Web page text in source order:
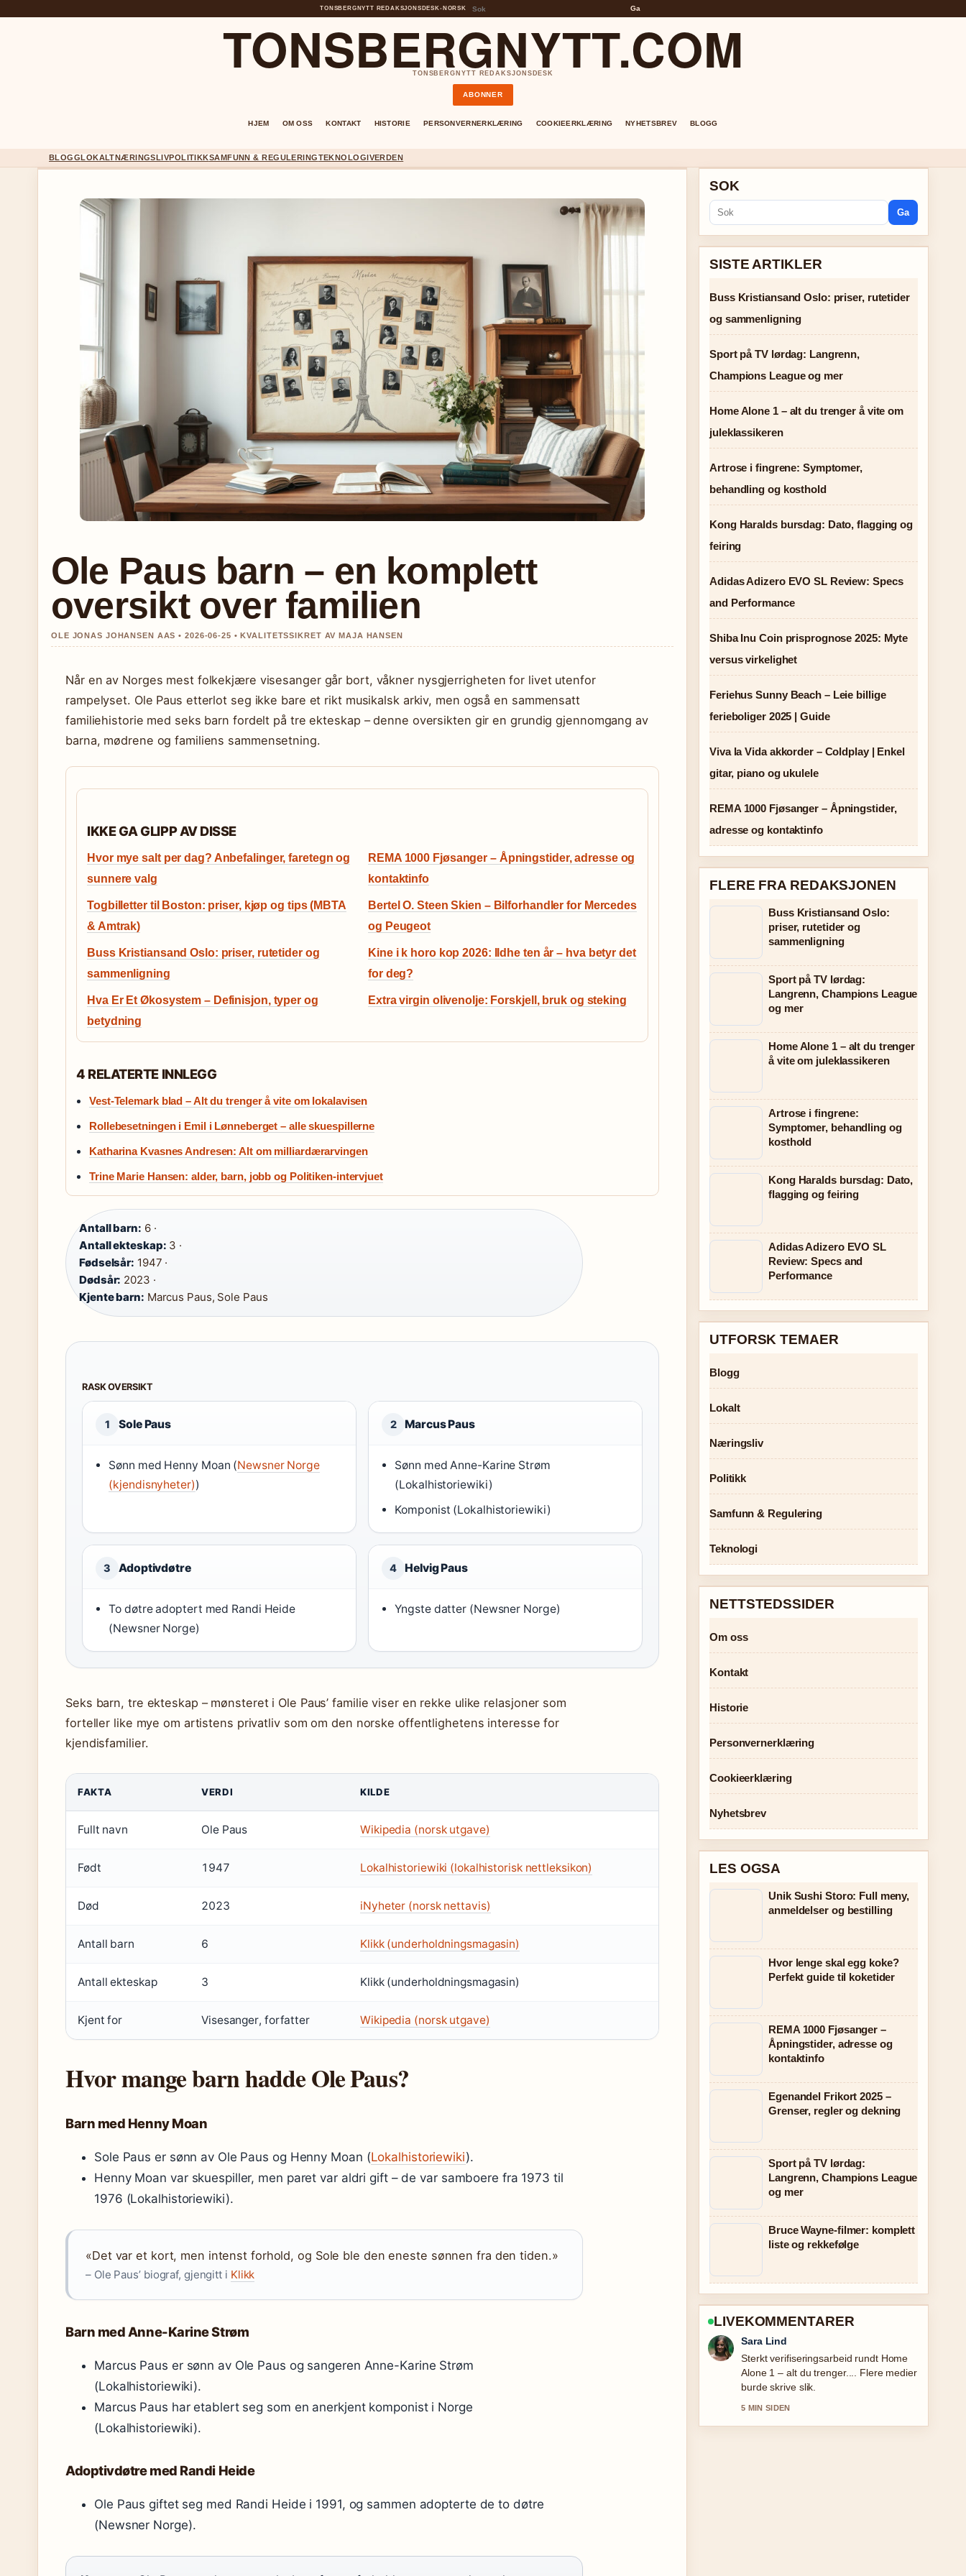
TONSBERGNYTT REDAKSJONSDESK• NORSK Ga
TONSBERGNYTT.COM
TONSBERGNYTT REDAKSJONSDESK
ABONNER
HJEM OM OSS KONTAKT HISTORIE PERSONVERNERKLÆRING COOKIEERKLÆRING NYHETSBREV BLOGG
BLOGGLOKALTNÆRINGSLIVPOLITIKKSAMFUNN & REGULERINGTEKNOLOGIVERDEN
Ole Paus barn – en komplett
oversikt over familien
OLE JONAS JOHANSEN AAS • 2026-06-25 • KVALITETSSIKRET AV MAJA HANSEN
Når en av Norges mest folkekjære visesanger går bort, våkner nysgjerrigheten for livet utenfor
rampelyset. Ole Paus etterlot seg ikke bare et rikt musikalsk arkiv, men også en sammensatt
familiehistorie med seks barn fordelt på tre ekteskap – denne oversikten gir en grundig gjennomgang av
barna, mødrene og familiens sammensetning.
IKKE GA GLIPP AV DISSE
Hvor mye salt per dag? Anbefalinger, faretegn og
sunnere valg
REMA 1000 Fjøsanger – Åpningstider, adresse og
kontaktinfo
Togbilletter til Boston: priser, kjøp og tips (MBTA
& Amtrak)
Bertel O. Steen Skien – Bilforhandler for Mercedes
og Peugeot
Buss Kristiansand Oslo: priser, rutetider og
sammenligning
Kine i k horo kop 2026: Ildhe ten år – hva betyr det
for deg?
Hva Er Et Økosystem – Definisjon, typer og
betydning
Extra virgin olivenolje: Forskjell, bruk og steking
4 RELATERTE INNLEGG
Vest-Telemark blad – Alt du trenger å vite om lokalavisen
Rollebesetningen i Emil i Lønneberget – alle skuespillerne
Katharina Kvasnes Andresen: Alt om milliardærarvingen
Trine Marie Hansen: alder, barn, jobb og Politiken-intervjuet
Antall barn: 6 ·
Antall ekteskap: 3 ·
Fødselsår: 1947 ·
Dødsår: 2023 ·
Kjente barn: Marcus Paus, Sole Paus
RASK OVERSIKT
1 Sole Paus
Sønn med Henny Moan (Newsner Norge
(kjendisnyheter))
2 Marcus Paus
Sønn med Anne-Karine Strøm
(Lokalhistoriewiki)
Komponist (Lokalhistoriewiki)
3 Adoptivdøtre
To døtre adoptert med Randi Heide
(Newsner Norge)
4 Helvig Paus
Yngste datter (Newsner Norge)
Seks barn, tre ekteskap – mønsteret i Ole Paus’ familie viser en rekke ulike relasjoner som
forteller like mye om artistens privatliv som om den norske offentlighetens interesse for
kjendisfamilier.
FAKTA VERDI KILDE
Fullt navn Ole Paus Wikipedia (norsk utgave)
Født 1947 Lokalhistoriewiki (lokalhistorisk nettleksikon)
Død 2023 iNyheter (norsk nettavis)
Antall barn 6 Klikk (underholdningsmagasin)
Antall ekteskap 3 Klikk (underholdningsmagasin)
Kjent for Visesanger, forfatter Wikipedia (norsk utgave)
Hvor mange barn hadde Ole Paus?
Barn med Henny Moan
Sole Paus er sønn av Ole Paus og Henny Moan (Lokalhistoriewiki).
Henny Moan var skuespiller, men paret var aldri gift – de var samboere fra 1973 til
1976 (Lokalhistoriewiki).
«Det var et kort, men intenst forhold, og Sole ble den eneste sønnen fra den tiden.»
– Ole Paus’ biograf, gjengitt i Klikk
Barn med Anne-Karine Strøm
Marcus Paus er sønn av Ole Paus og sangeren Anne-Karine Strøm
(Lokalhistoriewiki).
Marcus Paus har etablert seg som en anerkjent komponist i Norge
(Lokalhistoriewiki).
Adoptivdøtre med Randi Heide
Ole Paus giftet seg med Randi Heide i 1991, og sammen adopterte de to døtre
(Newsner Norge).
SOK
Ga
SISTE ARTIKLER
Buss Kristiansand Oslo: priser, rutetider
og sammenligning
Sport på TV lørdag: Langrenn,
Champions League og mer
Home Alone 1 – alt du trenger å vite om
juleklassikeren
Artrose i fingrene: Symptomer,
behandling og kosthold
Kong Haralds bursdag: Dato, flagging og
feiring
Adidas Adizero EVO SL Review: Specs
and Performance
Shiba Inu Coin prisprognose 2025: Myte
versus virkelighet
Feriehus Sunny Beach – Leie billige
ferieboliger 2025 | Guide
Viva la Vida akkorder – Coldplay | Enkel
gitar, piano og ukulele
REMA 1000 Fjøsanger – Åpningstider,
adresse og kontaktinfo
FLERE FRA REDAKSJONEN
Buss Kristiansand Oslo:
priser, rutetider og
sammenligning
Sport på TV lørdag:
Langrenn, Champions League
og mer
Home Alone 1 – alt du trenger
å vite om juleklassikeren
Artrose i fingrene:
Symptomer, behandling og
kosthold
Kong Haralds bursdag: Dato,
flagging og feiring
Adidas Adizero EVO SL
Review: Specs and
Performance
UTFORSK TEMAER
Blogg
Lokalt
Næringsliv
Politikk
Samfunn & Regulering
Teknologi
NETTSTEDSSIDER
Om oss
Kontakt
Historie
Personvernerklæring
Cookieerklæring
Nyhetsbrev
LES OGSA
Unik Sushi Storo: Full meny,
anmeldelser og bestilling
Hvor lenge skal egg koke?
Perfekt guide til koketider
REMA 1000 Fjøsanger –
Åpningstider, adresse og
kontaktinfo
Egenandel Frikort 2025 –
Grenser, regler og dekning
Sport på TV lørdag:
Langrenn, Champions League
og mer
Bruce Wayne-filmer: komplett
liste og rekkefølge
LIVEKOMMENTARER
Ingrid Nilsen
God gjennomgang av Buss
Kristiansand Oslo: priser, rutetider og
sammenligning. Dette er den klarest